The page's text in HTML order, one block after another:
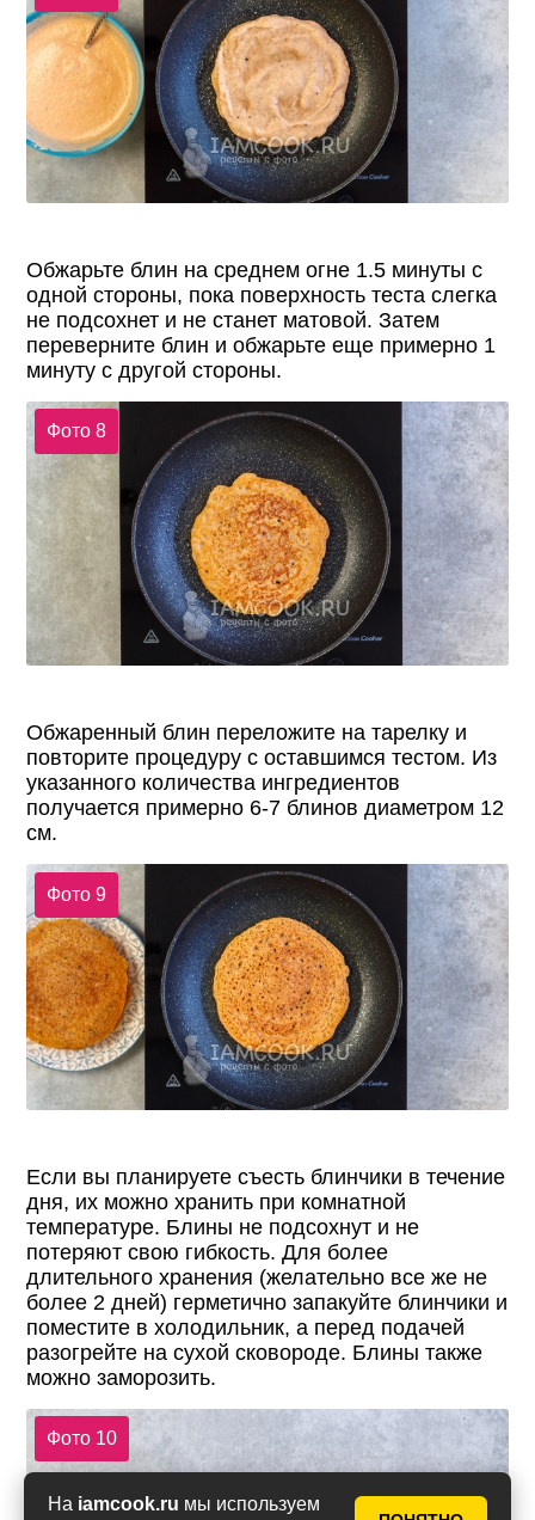
На iamcook.ru мы используем
Обжарьте блин на среднем огне 1.5 минуты с
одной стороны, пока поверхность теста слегка
не подсохнет и не станет матовой. Затем
переверните блин и обжарьте еще примерно 1
минуту с другой стороны.
Фото 8
Обжаренный блин переложите на тарелку и
повторите процедуру с оставшимся тестом. Из
указанного количества ингредиентов
получается примерно 6-7 блинов диаметром 12
см.
Фото 9
Если вы планируете съесть блинчики в течение
дня, их можно хранить при комнатной
температуре. Блины не подсохнут и не
потеряют свою гибкость. Для более
длительного хранения (желательно все же не
более 2 дней) герметично запакуйте блинчики и
поместите в холодильник, а перед подачей
разогрейте на сухой сковороде. Блины также
можно заморозить.
Фото 10